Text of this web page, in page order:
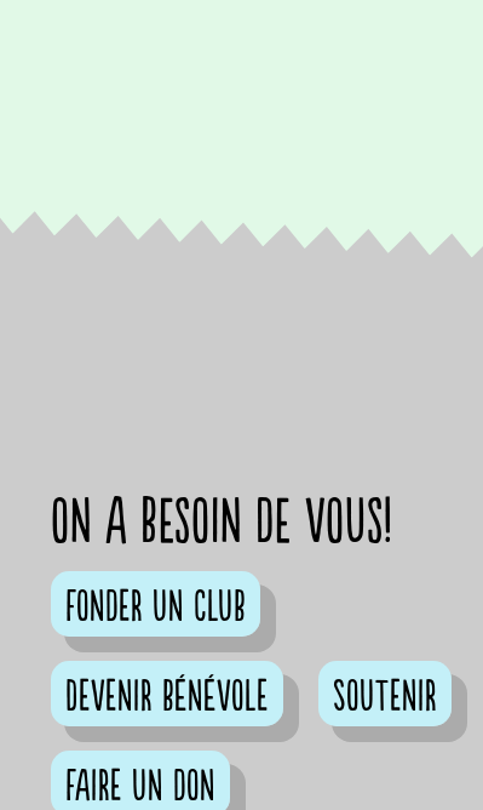
on a besoin de vous!
Fonder un club
Devenir bénévole
Soutenir
Faire un don